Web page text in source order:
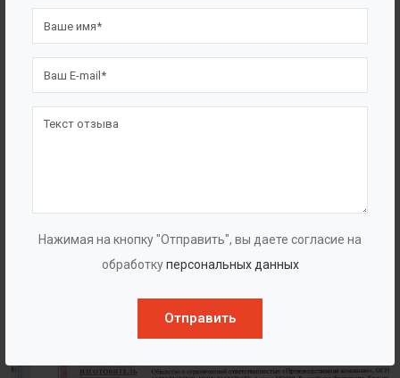
Нажимая на кнопку "Отправить", вы даете согласие на
обработкуперсональных данных
Отправить
Счастливых клиентов
Сертификаты